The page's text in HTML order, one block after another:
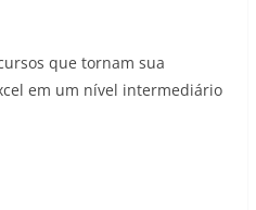
que tornam sua
em um nível intermediário